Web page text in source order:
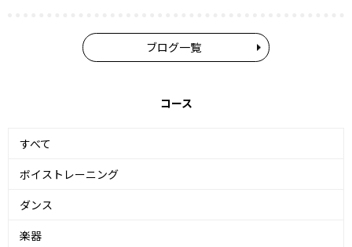
ブログ一覧
コース
すべて
ボイストレーニング
ダンス
楽器